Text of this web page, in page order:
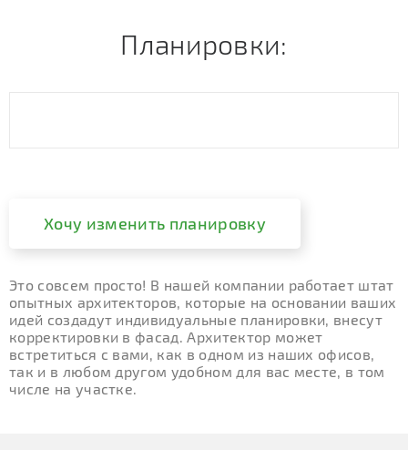
Планировки:
Хочу изменить планировку
Это совсем просто! В нашей компании работает штат
опытных архитекторов, которые на основании ваших
идей создадут индивидуальные планировки, внесут
корректировки в фасад. Архитектор может
встретиться с вами, как в одном из наших офисов,
так и в любом другом удобном для вас месте, в том
числе на участке.